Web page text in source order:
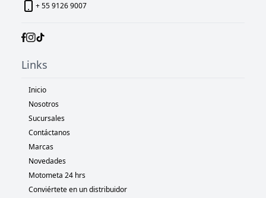
+ 55 9126 9007
Links
Inicio
Nosotros
Sucursales
Contáctanos
Marcas
Novedades
Motometa 24 hrs
Conviértete en un distribuidor